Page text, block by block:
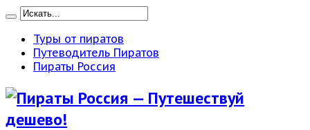
Туры от пиратов
Путеводитель Пиратов
Пираты Россия